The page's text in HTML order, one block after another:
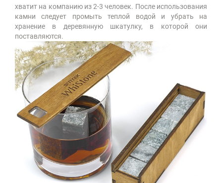
хватит на компанию из 2-3 человек. После использования
камни следует промыть теплой водой и убрать на
хранение в деревянную шкатулку, в которой они
поставляются.